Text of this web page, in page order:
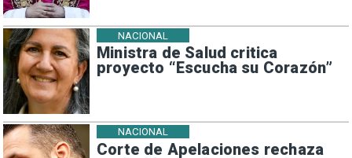
Ministra de Salud critica
proyecto “Escucha su Corazón”
NACIONAL
Corte de Apelaciones rechaza
NACIONAL